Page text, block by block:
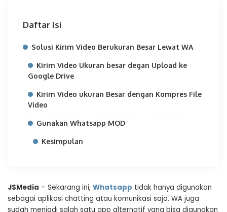
Daftar Isi
Solusi Kirim Video Berukuran Besar Lewat WA
Kirim Video Ukuran besar degan Upload ke
Google Drive
Kirim Video ukuran Besar dengan Kompres File
Video
Gunakan Whatsapp MOD
Kesimpulan
JSMedia – Sekarang ini, Whatsapp tidak hanya digunakan
sebagai aplikasi chatting atau komunikasi saja. WA juga
sudah menjadi salah satu app alternatif yang bisa digunakan